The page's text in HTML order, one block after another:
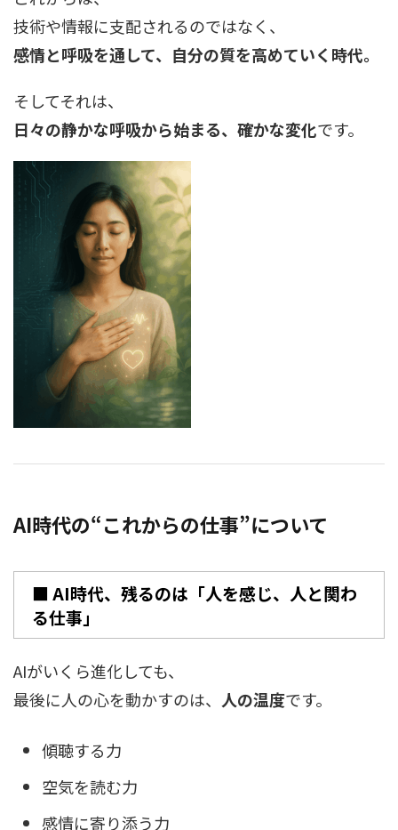
技術や情報に支配されるのではなく、
感情と呼吸を通して、自分の質を高めていく時代。
そしてそれは、
日々の静かな呼吸から始まる、確かな変化です。
AI時代の“これからの仕事”について
■ AI時代、残るのは「人を感じ、人と関わ
る仕事」
AIがいくら進化しても、
最後に人の心を動かすのは、 人の温度です。
傾聴する力
空気を読む力
感情に寄り添う力